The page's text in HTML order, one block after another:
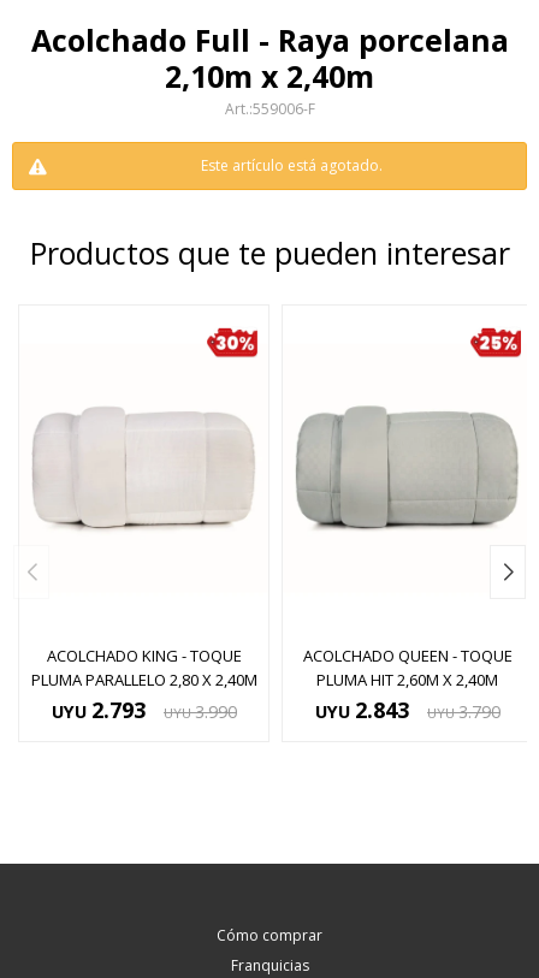
Acolchado Full - Raya porcelana
2,10m x 2,40m
559006-F
Este artículo está agotado.
Productos que te pueden interesar
ACOLCHADO KING - TOQUE
PLUMA PARALLELO 2,80 X 2,40M
UYU 2.793 UYU 3.990
ACOLCHADO QUEEN - TOQUE
PLUMA HIT 2,60M X 2,40M
UYU 2.843 UYU 3.790
Cómo comprar
Franquicias